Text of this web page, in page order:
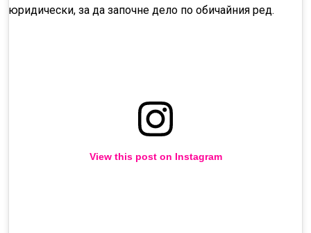
юридически, за да започне дело по обичайния ред.
View this post on Instagram